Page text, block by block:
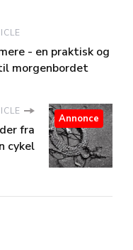
- en praktisk og
morgenbordet
fra
cykel
Annonce